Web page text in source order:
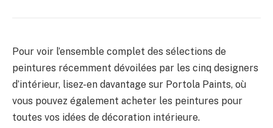
Pour voir l’ensemble complet des sélections de
peintures récemment dévoilées par les cinq designers
d’intérieur, lisez-en davantage sur Portola Paints, où
vous pouvez également acheter les peintures pour
toutes vos idées de décoration intérieure.